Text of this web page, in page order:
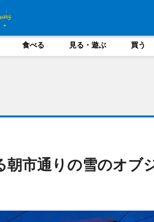
食べる 見る・遊ぶ 買う
朝市通りの雪のオ